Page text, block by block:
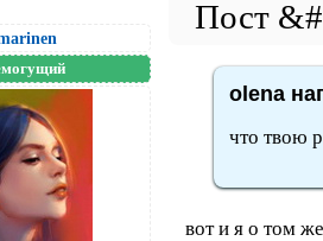
olena
что твою
вот и я о том